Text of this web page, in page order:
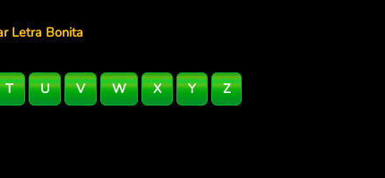
Letra Bonita
T U V W X Y Z